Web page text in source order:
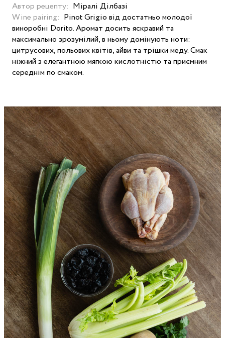
Автор рецепту: Міралі Ділбазі
Wine pairing: Pinot Grigio від достатньо молодої
виноробні Dorito. Аромат досить яскравий та
максимально зрозумілий, в ньому домінують ноти:
цитрусових, польових квітів, айви та трішки меду. Смак
ніжний з елегантною мягкою кислотністю та приємним
середнім по смаком.